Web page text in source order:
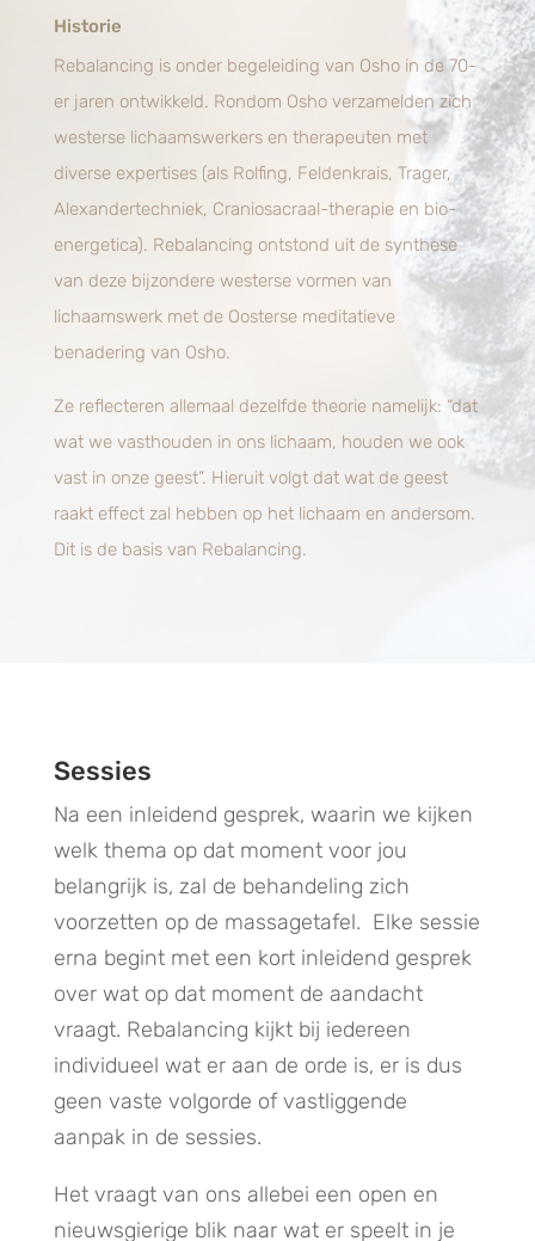
Historie
Rebalancing is onder begeleiding van Osho in de 70-
er jaren ontwikkeld. Rondom Osho verzamelden zich
westerse lichaamswerkers en therapeuten met
diverse expertises (als Rolfing, Feldenkrais, Trager,
Alexandertechniek, Craniosacraal-therapie en bio-
energetica). Rebalancing ontstond uit de synthese
van deze bijzondere westerse vormen van
lichaamswerk met de Oosterse meditatieve
benadering van Osho.
Ze reflecteren allemaal dezelfde theorie namelijk: “dat
wat we vasthouden in ons lichaam, houden we ook
vast in onze geest”. Hieruit volgt dat wat de geest
raakt effect zal hebben op het lichaam en andersom.
Dit is de basis van Rebalancing.
Sessies
Na een inleidend gesprek, waarin we kijken
welk thema op dat moment voor jou
belangrijk is, zal de behandeling zich
voorzetten op de massagetafel. Elke sessie
erna begint met een kort inleidend gesprek
over wat op dat moment de aandacht
vraagt. Rebalancing kijkt bij iedereen
individueel wat er aan de orde is, er is dus
geen vaste volgorde of vastliggende
aanpak in de sessies.
Het vraagt van ons allebei een open en
nieuwsgierige blik naar wat er speelt in je